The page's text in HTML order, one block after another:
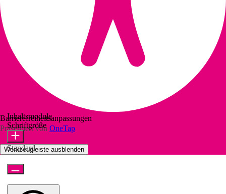
Barrierefreiheitsanpassungen
Präsentiert von OneTap
Werkzeugleiste ausblenden
Inhaltsmodule
Schriftgröße
Standard